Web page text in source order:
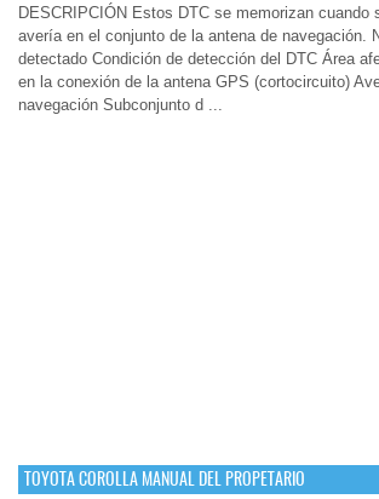
DESCRIPCIÓN Estos DTC se memorizan cuando
avería en el conjunto de la antena de navegación.
detectado Condición de detección del DTC Área
en la conexión de la antena GPS (cortocircuito)
navegación Subconjunto d ...
TOYOTA COROLLA MANUAL DEL PROPETARIO